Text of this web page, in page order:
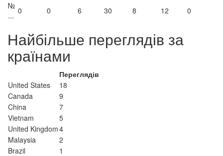
№
... 0 0 6 30 8 12 0
Найбільше переглядів за
країнами
Переглядів
United States
18
Canada
9
China
7
Vietnam
5
United Kingdom4
Malaysia
2
Brazil
1